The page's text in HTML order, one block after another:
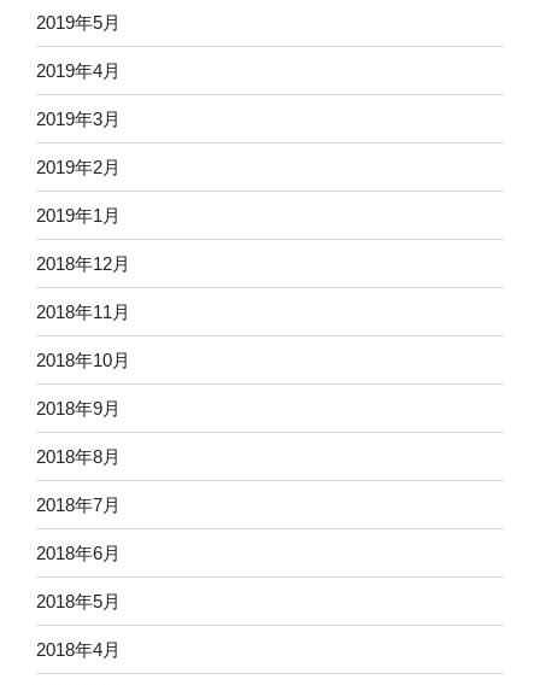
2019年5月
2019年4月
2019年3月
2019年2月
2019年1月
2018年12月
2018年11月
2018年10月
2018年9月
2018年8月
2018年7月
2018年6月
2018年5月
2018年4月